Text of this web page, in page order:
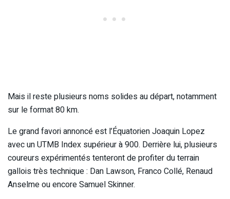
Mais il reste plusieurs noms solides au départ, notamment
sur le format 80 km.
Le grand favori annoncé est l’Équatorien Joaquin Lopez
avec un UTMB Index supérieur à 900. Derrière lui, plusieurs
coureurs expérimentés tenteront de profiter du terrain
gallois très technique : Dan Lawson, Franco Collé, Renaud
Anselme ou encore Samuel Skinner.